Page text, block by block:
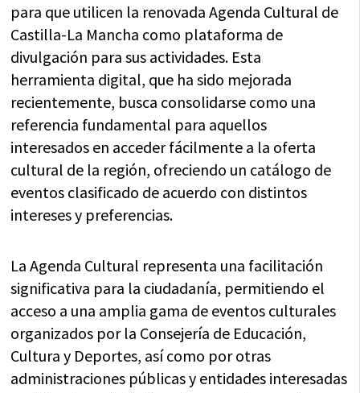
para que utilicen la renovada Agenda Cultural de
Castilla-La Mancha como plataforma de
divulgación para sus actividades. Esta
herramienta digital, que ha sido mejorada
recientemente, busca consolidarse como una
referencia fundamental para aquellos
interesados en acceder fácilmente a la oferta
cultural de la región, ofreciendo un catálogo de
eventos clasificado de acuerdo con distintos
intereses y preferencias.
La Agenda Cultural representa una facilitación
significativa para la ciudadanía, permitiendo el
acceso a una amplia gama de eventos culturales
organizados por la Consejería de Educación,
Cultura y Deportes, así como por otras
administraciones públicas y entidades interesadas